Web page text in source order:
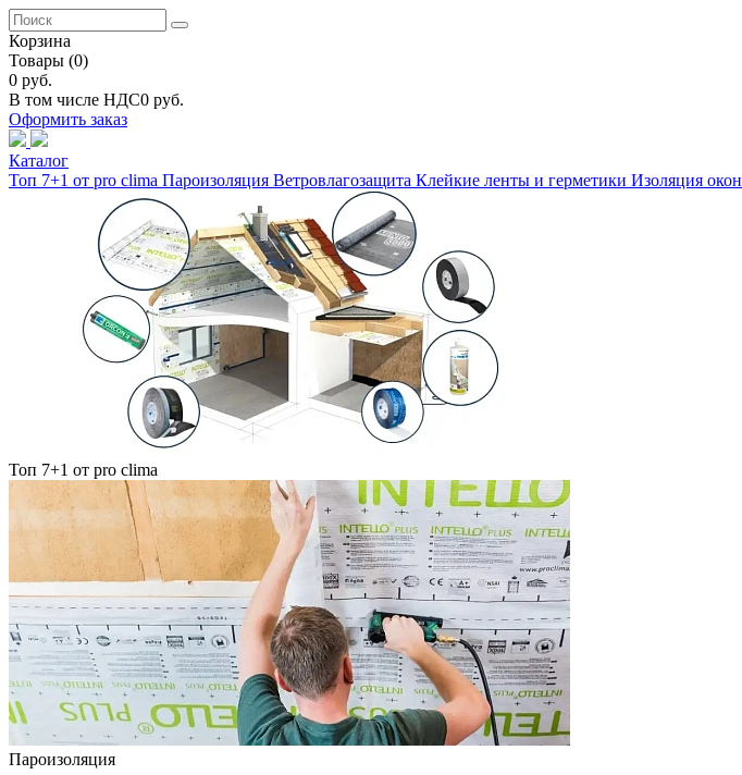
Корзина
Товары (0)
0 руб.
В том числе НДС0 руб.
Оформить заказ
Каталог
Топ 7+1 от pro clima Пароизоляция Ветровлагозащита Клейкие ленты и герметики Изоляция окон
Топ 7+1 от pro clima
Пароизоляция